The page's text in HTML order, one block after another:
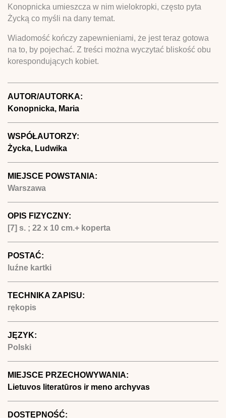
Konopnicka umieszcza w nim wielokropki, często pyta
Życką co myśli na dany temat.
Wiadomość kończy zapewnieniami, że jest teraz gotowa
na to, by pojechać. Z treści można wyczytać bliskość obu
korespondujących kobiet.
AUTOR/AUTORKA:
Konopnicka, Maria
WSPÓŁAUTORZY:
Życka, Ludwika
MIEJSCE POWSTANIA:
Warszawa
OPIS FIZYCZNY:
[7] s. ; 22 x 10 cm.+ koperta
POSTAĆ:
luźne kartki
TECHNIKA ZAPISU:
rękopis
JĘZYK:
Polski
MIEJSCE PRZECHOWYWANIA:
Lietuvos literatūros ir meno archyvas
DOSTĘPNOŚĆ: